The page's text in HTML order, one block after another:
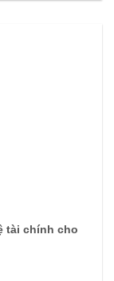
tài chính cho